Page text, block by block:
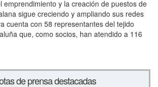
emprendimiento y la creación de puestos de
sigue creciendo y ampliando sus redes
cuenta con 58 representantes del tejido
que, como socios, han atendido a 116
de prensa destacadas